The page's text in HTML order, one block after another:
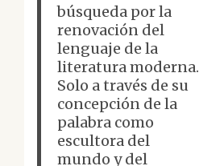
búsqueda por la
renovación del
lenguaje de la
literatura moderna.
Solo a través de su
concepción de la
palabra como
escultora del
mundo y del